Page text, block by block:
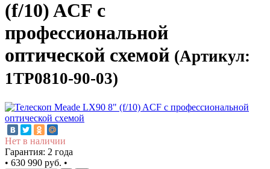
(f/10) ACF с
профессиональной
оптической схемой (Артикул:
1TP0810-90-03)
Нет в наличии
Гарантия: 2 года
• 630 990 руб. •